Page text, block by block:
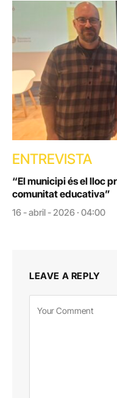
ENTREVISTA
“El municipi és el lloc
comunitat educativa”
16 - abril - 2026 · 04:00
LEAVE A REPLY